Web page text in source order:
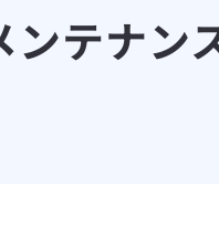
テナン